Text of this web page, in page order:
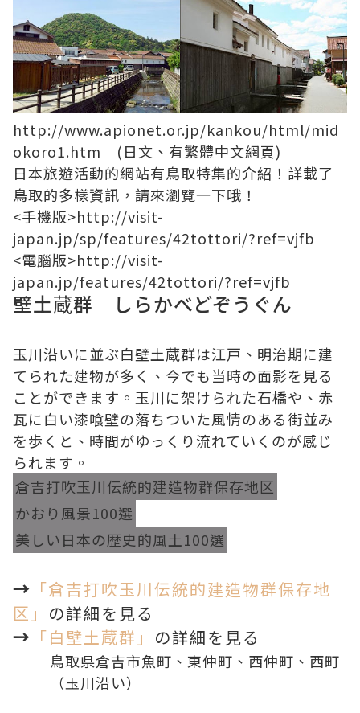
http://www.apionet.or.jp/kankou/html/mid
okoro1.htm (日文、有繁體中文網頁)
日本旅遊活動的網站有鳥取特集的介紹！詳載了
鳥取的多樣資訊，請來瀏覽一下哦！
<手機版>http://visit-
japan.jp/sp/features/42tottori/?ref=vjfb
<電腦版>http://visit-
japan.jp/features/42tottori/?ref=vjfb
壁土蔵群 しらかべどぞうぐん
玉川沿いに並ぶ白壁土蔵群は江戸、明治期に建
てられた建物が多く、今でも当時の面影を見る
ことができます。玉川に架けられた石橋や、赤
瓦に白い漆喰壁の落ちついた風情のある街並み
を歩くと、時間がゆっくり流れていくのが感じ
られます。
倉吉打吹玉川伝統的建造物群保存地区
かおり風景100選
美しい日本の歴史的風土100選
→ 「倉吉打吹玉川伝統的建造物群保存地
区」 の詳細を見る
→ 「白壁土蔵群」 の詳細を見る
鳥取県倉吉市魚町、東仲町、西仲町、西町
（玉川沿い）